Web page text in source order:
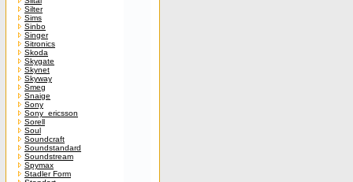
Silter
Sims
Sinbo
Singer
Sitronics
Skoda
Skygate
Skynet
Skyway
Smeg
Snaige
Sony
Sony_ericsson
Sorell
Soul
Soundcraft
Soundstandard
Soundstream
Spymax
Stadler Form